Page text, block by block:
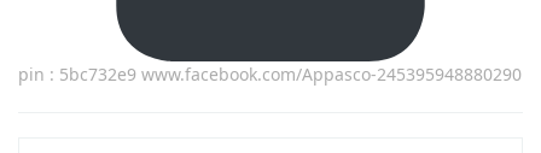
pin : 5bc732e9 www.facebook.com/Appasco-245395948880290